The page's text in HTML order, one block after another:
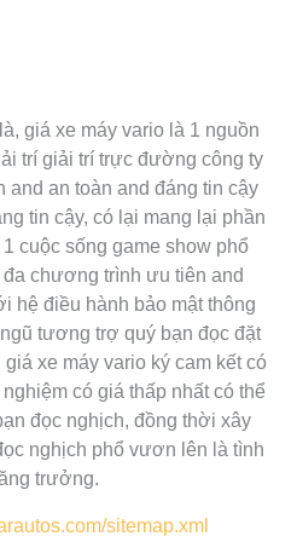
giá xe máy vario là 1 nguồn
trí giải trí trực đường công ty
and an toàn and đáng tin cậy
tin cậy, có lại mang lại phần
cuộc sống game show phổ
chương trình ưu tiên and
hệ điều hành bảo mật thông
tương trợ quý bạn đọc đặt
xe máy vario ký cam kết có
có giá thấp nhất có thể
đọc nghịch, đồng thời xây
nghịch phổ vươn lên là tình
trưởng.
sitemap.xml